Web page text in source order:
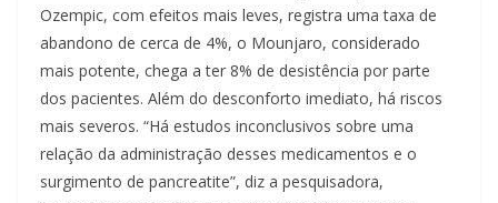
Ozempic, com efeitos mais leves, registra uma taxa de
abandono de cerca de 4%, o Mounjaro, considerado
mais potente, chega a ter 8% de desistência por parte
dos pacientes. Além do desconforto imediato, há riscos
mais severos. “Há estudos inconclusivos sobre uma
relação da administração desses medicamentos e o
surgimento de pancreatite”, diz a pesquisadora,